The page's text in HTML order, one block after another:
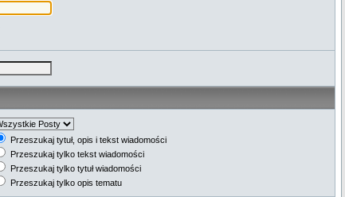
Przeszukaj tytuł, opis i tekst wiadomości
Przeszukaj tylko tekst wiadomości
Przeszukaj tylko tytuł wiadomości
Przeszukaj tylko opis tematu